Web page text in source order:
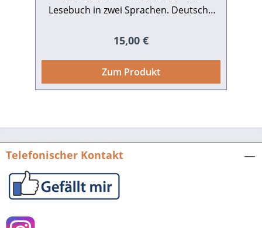
Lesebuch in zwei Sprachen. Deutsche
Französinnen aus dem Elsass erzählen
und rechts des Rheins. Die
einheitlichen Fragenkatalog und
und Nachkriegsgeneration von „hüben
manchmal verblüffender Ähnlichkeit –
ihr Leben durcheinander geriet, wie sie
Regulärer Preis:
15,00 €
Zum Produkt
Telefonischer Kontakt